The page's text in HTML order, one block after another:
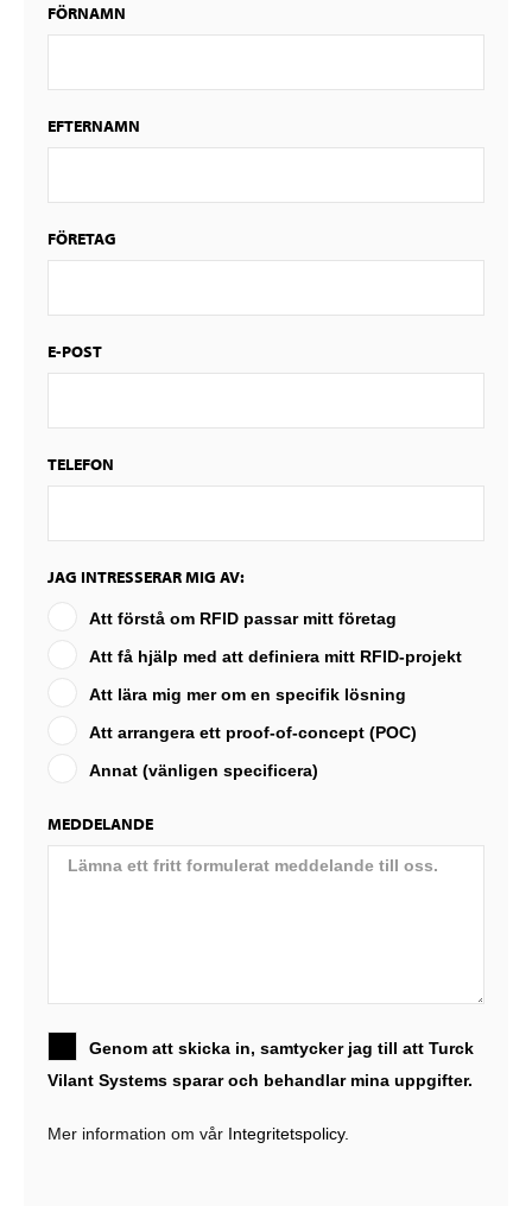
FÖRNAMN
EFTERNAMN
FÖRETAG
E-POST
TELEFON
JAG INTRESSERAR MIG AV:
Att förstå om RFID passar mitt företag
Att få hjälp med att definiera mitt RFID-projekt
Att lära mig mer om en specifik lösning
Att arrangera ett proof-of-concept (POC)
Annat (vänligen specificera)
MEDDELANDE
Genom att skicka in, samtycker jag till att Turck
Vilant Systems sparar och behandlar mina uppgifter.
Mer information om vår Integritetspolicy.